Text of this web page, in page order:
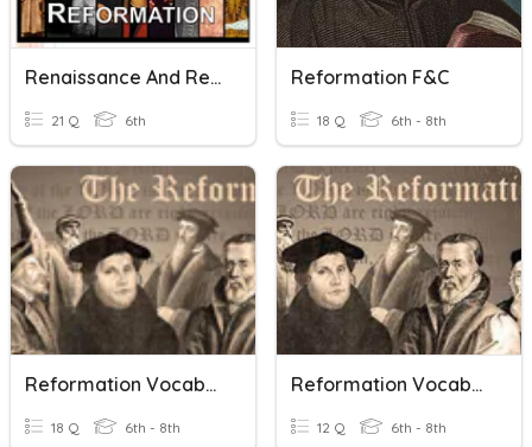
Renaissance And Reformation
21 Q 6th
Reformation F&C
18 Q 6th - 8th
Reformation Vocabulary
18 Q 6th - 8th
Reformation Vocabulary
12 Q 6th - 8th